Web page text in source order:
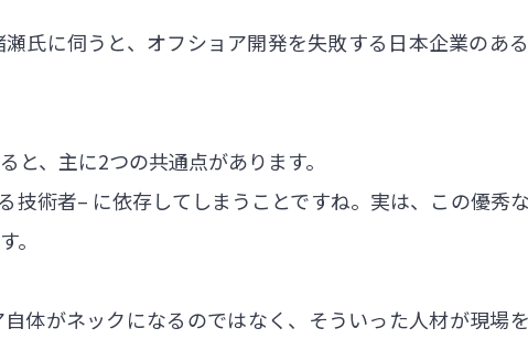
氏に伺うと、オフショア開発を失敗する日本企業のあ
と、主に2つの共通点があります。
術者– に依存してしまうことですね。実は、この優秀
。
体がネックになるのではなく、そういった人材が現場